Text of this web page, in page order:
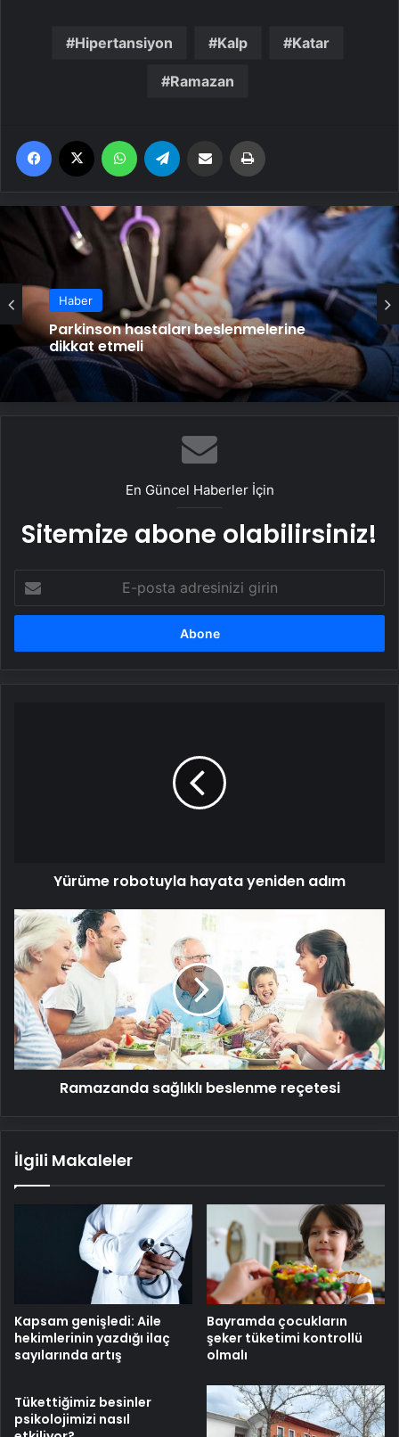
Hipertansiyon Kalp Katar
Ramazan
Facebook WhatsApp Email'den paylaş
Haber
Yeni doğan bebeklerde sessiz tehlike! Bu
vitaminin eksikliği beyin kanamasına yol
açabilir!
En Güncel Haberler İçin
Sitemize abone olabilirsiniz!
posta
adresinizi
Yürüme robotuyla hayata yeniden adım
Ramazanda
sağlıklı
beslenme
reçetesi
Ramazanda sağlıklı beslenme reçetesi
İlgili Makaleler
Kapsam genişledi: Aile
hekimlerinin yazdığı ilaç
sayılarında artış
Bayramda çocukların
şeker tüketimi kontrollü
olmalı
Tükettiğimiz besinler
psikolojimizi nasıl